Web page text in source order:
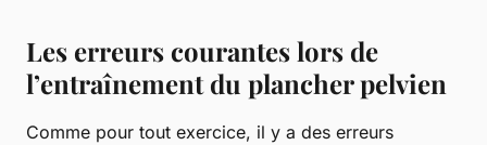
Les erreurs courantes lors de
l’entraînement du plancher pelvien
Comme pour tout exercice, il y a des erreurs